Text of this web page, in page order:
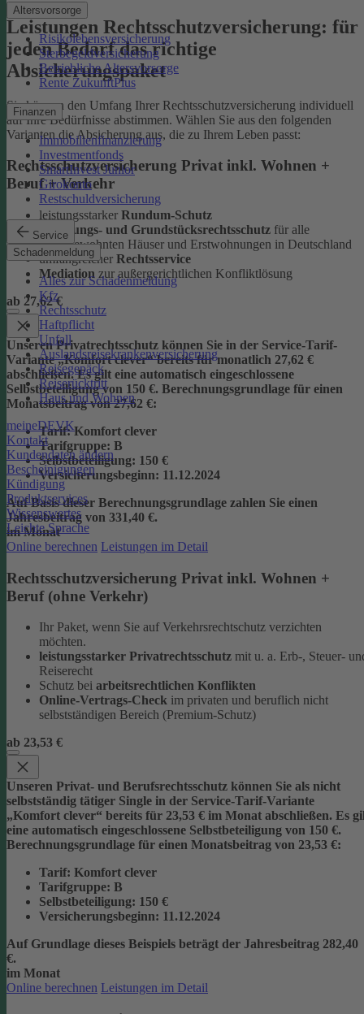
Altersvorsorge
Risikolebensversicherung
Sterbegeldversicherung
Betriebliche Altersvorsorge
Rente ZukunftPlus
Finanzen
Immobilienfinanzierung
Investmentfonds
SmartInvest Junior
Girokonto
Restschuldversicherung
Service
Schadenmeldung
Alles zur Schadenmeldung
Kfz
Rechtsschutz
Haftpflicht
Unfall
Auslandsreisekrankenversicherung
Reisegepäck
Reiserücktritt
Haus und Wohnen
meineDEVK
Kontakt
Kundendaten ändern
Bescheinigungen
Kündigung
Produktservices
Wissenswertes
Leichte Sprache
Leistungen Rechtsschutzversicherung: für
jeden Bedarf das richtige
Absicherungspaket
Sie können den Umfang Ihrer Rechtsschutzversicherung individuell
auf Ihre Bedürfnisse abstimmen. Wählen Sie aus den folgenden
Varianten die Absicherung aus, die zu Ihrem Leben passt:
Rechtsschutzversicherung Privat inkl. Wohnen +
Beruf + Verkehr
leistungsstarker Rundum-Schutz
Wohnungs- und Grundstücksrechtsschutz für alle
selbstbewohnten Häuser und Erstwohnungen in Deutschland
umfangreicher Rechtsservice
Mediation zur außergerichtlichen Konfliktlösung
ab 27,62 €
Unseren Privatrechtsschutz können Sie in der Service-Tarif-
Variante „Komfort clever“ bereits für monatlich 27,62 €
abschließen. Es gilt eine automatisch eingeschlossene
Selbstbeteiligung von 150 €. Berechnungsgrundlage für einen
Monatsbeitrag von 27,62 €:
Tarif: Komfort clever
Tarifgruppe: B
Selbstbeteiligung: 150 €
Versicherungsbeginn: 11.12.2024
Auf Basis dieser Berechnungsgrundlage zahlen Sie einen
Jahresbeitrag von 331,40 €.
im Monat
Online berechnen Leistungen im Detail
Rechtsschutzversicherung Privat inkl. Wohnen +
Beruf (ohne Verkehr)
Ihr Paket, wenn Sie auf Verkehrsrechtschutz verzichten
möchten.
leistungsstarker Privatrechtsschutz mit u. a. Erb-, Steuer-
Reiserecht
Schutz bei arbeitsrechtlichen Konflikten
Online-Vertrags-Check im privaten und beruflich nicht
selbstständigen Bereich (Premium-Schutz)
ab 23,53 €
Unseren Privat- und Berufsrechtsschutz können Sie als nicht
selbstständig tätiger Single in der Service-Tarif-Variante
„Komfort clever“ bereits für 23,53 € im Monat abschließen. Es
eine automatisch eingeschlossene Selbstbeteiligung von 150 €.
Berechnungsgrundlage für einen Monatsbeitrag von 23,53 €:
Tarif: Komfort clever
Tarifgruppe: B
Selbstbeteiligung: 150 €
Versicherungsbeginn: 11.12.2024
Auf Grundlage dieses Beispiels beträgt der Jahresbeitrag 282,40
€.
im Monat
Online berechnen Leistungen im Detail